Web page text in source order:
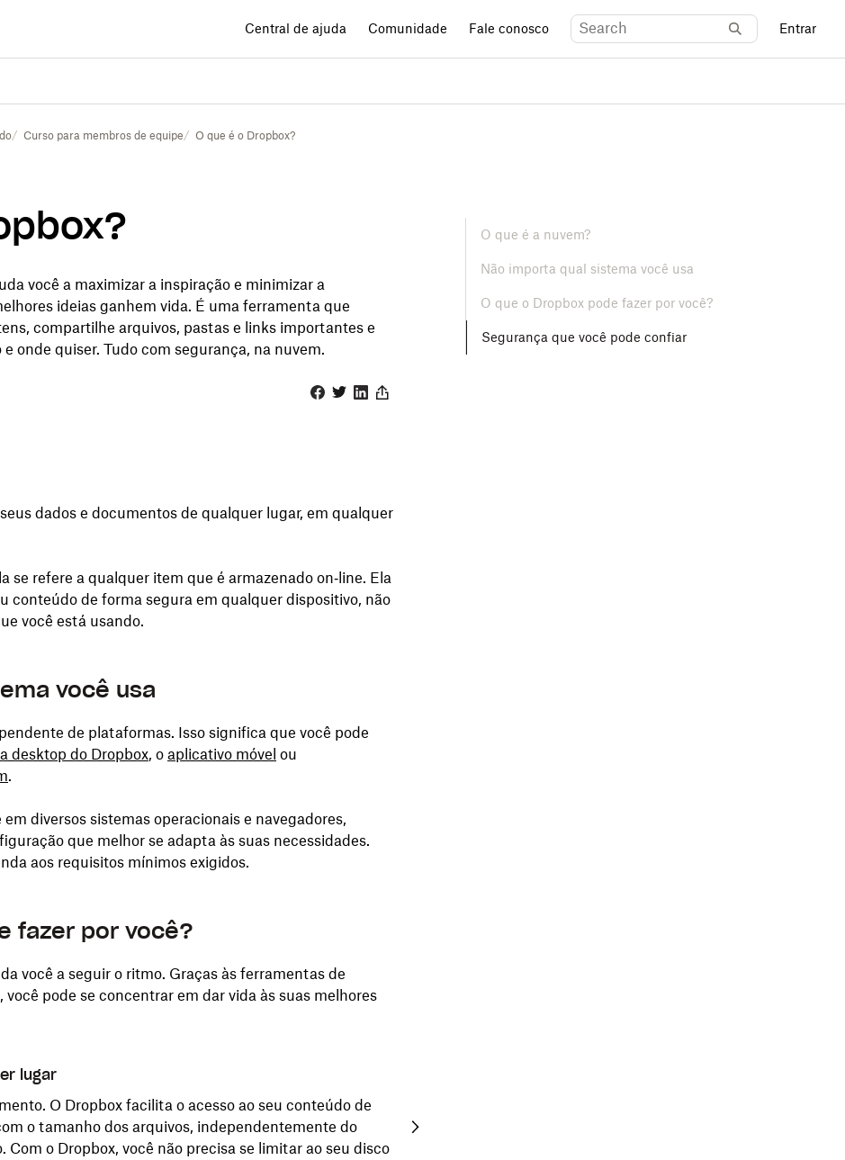
Central de ajuda Comunidade Fale conosco Entrar
Curso para membros de equipe O que é o Dropbox?
você a maximizar a inspiração e minimizar a
ideias ganhem vida. É uma ferramenta que
compartilhe arquivos, pastas e links importantes e
onde quiser. Tudo com segurança, na nuvem.
dados e documentos de qualquer lugar, em qualquer
se refere a qualquer item que é armazenado on‑line. Ela
conteúdo de forma segura em qualquer dispositivo, não
você está usando.
você usa
de plataformas. Isso significa que você pode
desktop do Dropbox, o aplicativo móvel ou
.
diversos sistemas operacionais e navegadores,
que melhor se adapta às suas necessidades.
aos requisitos mínimos exigidos.
fazer por você?
você a seguir o ritmo. Graças às ferramentas de
pode se concentrar em dar vida às suas melhores
lugar
O Dropbox facilita o acesso ao seu conteúdo de
o tamanho dos arquivos, independentemente do
Com o Dropbox, você não precisa se limitar ao seu disco
segurança projetados para diminuir suas preocupações. Se seu
O que é a nuvem?
Não importa qual sistema você usa
O que o Dropbox pode fazer por você?
Segurança que você pode confiar